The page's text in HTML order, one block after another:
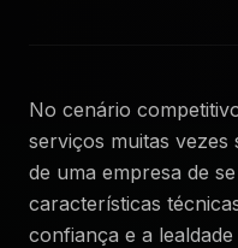
No cenário
serviços muitas vezes
de uma empresa de
características
confiança e a